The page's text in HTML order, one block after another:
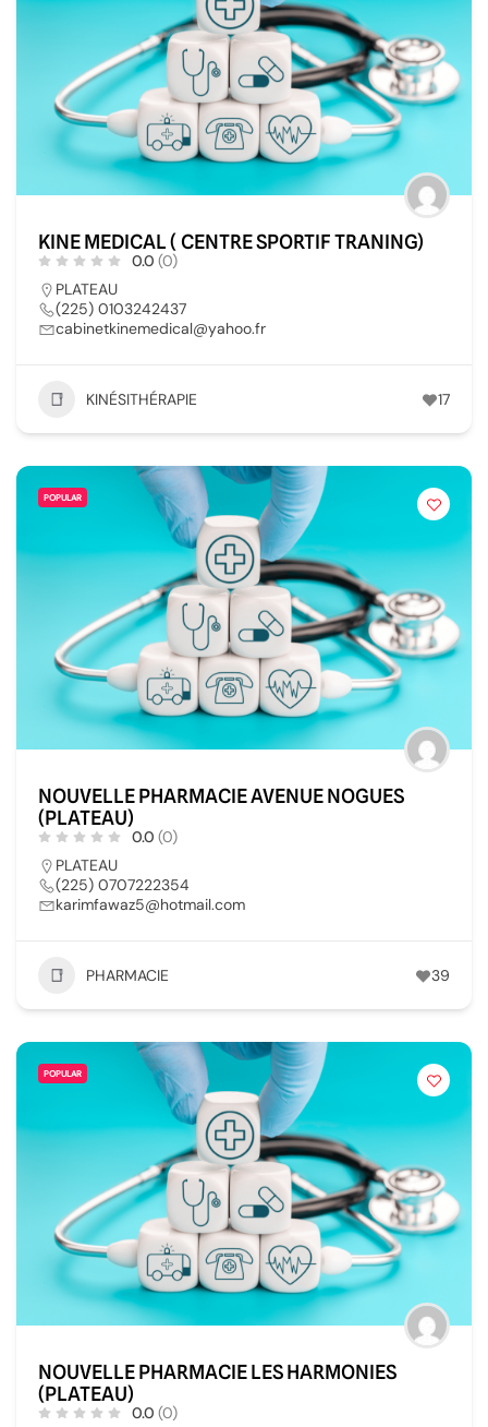
KINE MEDICAL ( CENTRE SPORTIF TRANING)
0.0 (0)
PLATEAU
(225) 0103242437
cabinetkinemedical@yahoo.fr
KINÉSITHÉRAPIE 17
POPULAR
NOUVELLE PHARMACIE AVENUE NOGUES
(PLATEAU)
0.0 (0)
PLATEAU
(225) 0707222354
karimfawaz5@hotmail.com
PHARMACIE 39
POPULAR
NOUVELLE PHARMACIE LES HARMONIES
(PLATEAU)
0.0 (0)